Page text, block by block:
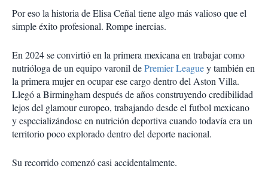
Por eso la historia de Elisa Ceñal tiene algo más valioso que el
simple éxito profesional. Rompe inercias.
En 2024 se convirtió en la primera mexicana en trabajar como
nutrióloga de un equipo varonil dePremier Leaguey también en
la primera mujer en ocupar ese cargo dentro del Aston Villa.
Llegó a Birmingham después de años construyendo credibilidad
lejos del glamour europeo, trabajando desde el futbol mexicano
y especializándose en nutrición deportiva cuando todavía era un
territorio poco explorado dentro del deporte nacional.
Su recorrido comenzó casi accidentalmente.